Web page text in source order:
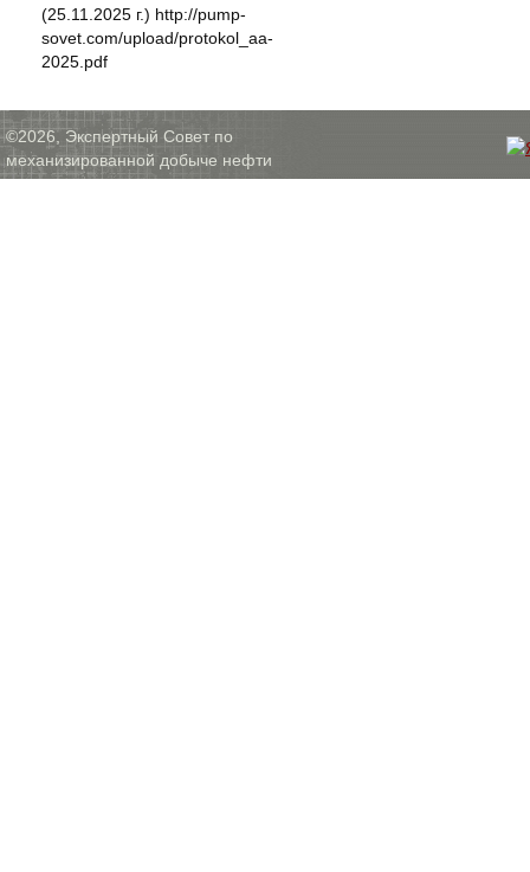
(25.11.2025 г.) http://pump-
sovet.com/upload/protokol_aa-
2025.pdf
©2026, Экспертный Совет по
механизированной добыче нефти